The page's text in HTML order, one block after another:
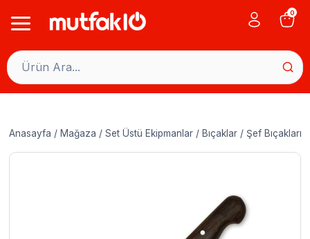
0
Anasayfa / Mağaza / Set Üstü Ekipmanlar / Bıçaklar / Şef Bıçakları